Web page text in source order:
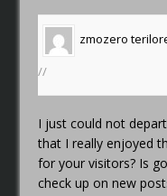
zmozero
//
I just could not
that I really enjoyed
for your visitors? Is
check up on new